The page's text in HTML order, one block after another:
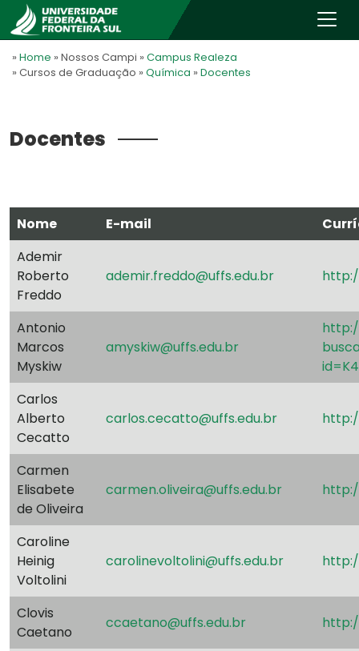
» Home » Nossos Campi » Campus Realeza
» Cursos de Graduação » Química » Docentes
Docentes
Nome E-mail
Ademir
Roberto
Freddo
ademir.freddo@uffs.edu.br
Antonio
Marcos
Myskiw
amyskiw@uffs.edu.br
Carlos
Alberto
Cecatto
carlos.cecatto@uffs.edu.br
Carmen
Elisabete
de Oliveira
carmen.oliveira@uffs.edu.br
Caroline
Heinig
Voltolini
carolinevoltolini@uffs.edu.br
Clovis
Caetano
ccaetano@uffs.edu.br